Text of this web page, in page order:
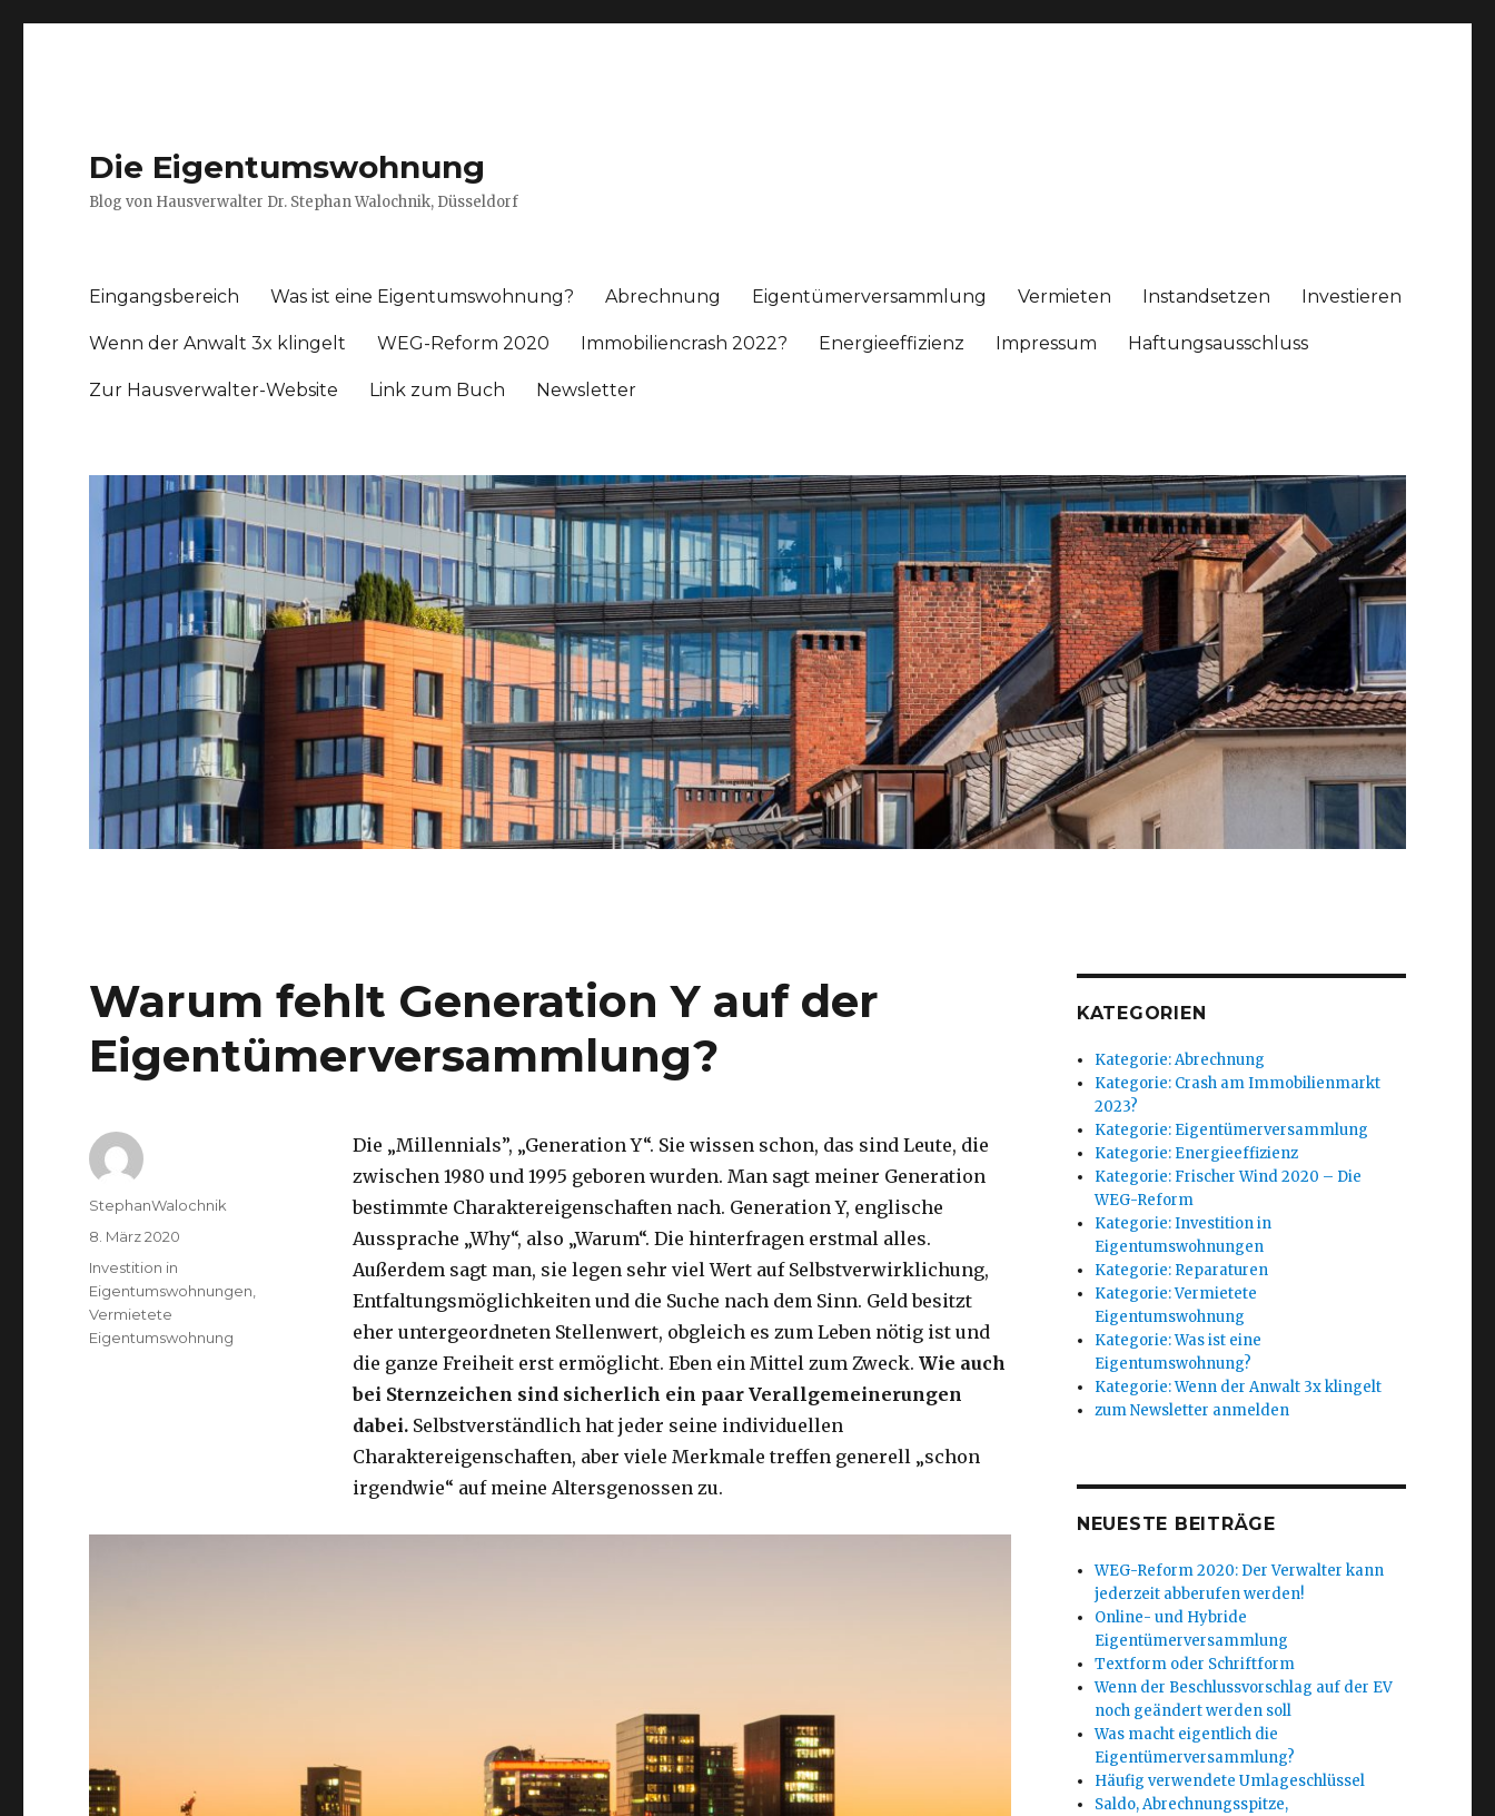
Die Eigentumswohnung
Blog von Hausverwalter Dr. Stephan Walochnik, Düsseldorf
Eingangsbereich Was ist eine Eigentumswohnung? Abrechnung Eigentümerversammlung Vermieten Instandsetzen Investieren
Wenn der Anwalt 3x klingelt WEG-Reform 2020 Immobiliencrash 2022? Energieeffizienz Impressum Haftungsausschluss
Zur Hausverwalter-Website Link zum Buch Newsletter
Warum fehlt Generation Y auf der
Eigentümerversammlung?
Die „Millennials”, „Generation Y“. Sie wissen schon, das sind Leute, die
zwischen 1980 und 1995 geboren wurden. Man sagt meiner Generation
bestimmte Charaktereigenschaften nach. Generation Y, englische
Aussprache „Why“, also „Warum“. Die hinterfragen erstmal alles.
Außerdem sagt man, sie legen sehr viel Wert auf Selbstverwirklichung,
Entfaltungsmöglichkeiten und die Suche nach dem Sinn. Geld besitzt
eher untergeordneten Stellenwert, obgleich es zum Leben nötig ist und
die ganze Freiheit erst ermöglicht. Eben ein Mittel zum Zweck. Wie auch
bei Sternzeichen sind sicherlich ein paar Verallgemeinerungen
dabei.Selbstverständlich hat jeder seine individuellen
Charaktereigenschaften, aber viele Merkmale treffen generell „schon
irgendwie“ auf meine Altersgenossen zu.
Autor
StephanWalochnik
Veröffentlicht
am
8. März 2020
Kategorien
Investition in
Eigentumswohnungen,
Vermietete
Eigentumswohnung
KATEGORIEN
Kategorie: Abrechnung
Kategorie: Crash am Immobilienmarkt
2023?
Kategorie: Eigentümerversammlung
Kategorie: Energieeffizienz
Kategorie: Frischer Wind 2020 – Die
WEG-Reform
Kategorie: Investition in
Eigentumswohnungen
Kategorie: Reparaturen
Kategorie: Vermietete
Eigentumswohnung
Kategorie: Was ist eine
Eigentumswohnung?
Kategorie: Wenn der Anwalt 3x klingelt
zum Newsletter anmelden
NEUESTE BEITRÄGE
WEG-Reform 2020: Der Verwalter kann
jederzeit abberufen werden!
Online- und Hybride
Eigentümerversammlung
Textform oder Schriftform
Wenn der Beschlussvorschlag auf der EV
noch geändert werden soll
Was macht eigentlich die
Eigentümerversammlung?
Häufig verwendete Umlageschlüssel
Saldo, Abrechnungsspitze,